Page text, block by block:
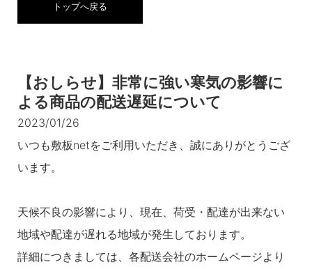
トップへ戻る
【おしらせ】非常に強い寒気の影響に
よる商品の配送遅延について
2023/01/26
いつも敷板netをご利用いただき、誠にありがとうござ
います。
天候不良の影響により、現在、荷受・配達が出来ない
地域や配達が遅れる地域が発生しております。
詳細につきましては、各配送会社のホームページより